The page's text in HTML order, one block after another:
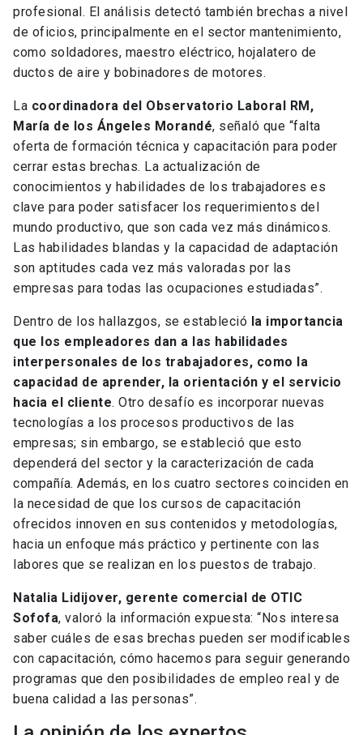
profesional. El análisis detectó también brechas a nivel
de oficios, principalmente en el sector mantenimiento,
como soldadores, maestro eléctrico, hojalatero de
ductos de aire y bobinadores de motores.
La coordinadora del Observatorio Laboral RM,
María de los Ángeles Morandé, señaló que “falta
oferta de formación técnica y capacitación para poder
cerrar estas brechas. La actualización de
conocimientos y habilidades de los trabajadores es
clave para poder satisfacer los requerimientos del
mundo productivo, que son cada vez más dinámicos.
Las habilidades blandas y la capacidad de adaptación
son aptitudes cada vez más valoradas por las
empresas para todas las ocupaciones estudiadas”.
Dentro de los hallazgos, se estableció la importancia
que los empleadores dan a las habilidades
interpersonales de los trabajadores, como la
capacidad de aprender, la orientación y el servicio
hacia el cliente. Otro desafío es incorporar nuevas
tecnologías a los procesos productivos de las
empresas; sin embargo, se estableció que esto
dependerá del sector y la caracterización de cada
compañía. Además, en los cuatro sectores coinciden en
la necesidad de que los cursos de capacitación
ofrecidos innoven en sus contenidos y metodologías,
hacia un enfoque más práctico y pertinente con las
labores que se realizan en los puestos de trabajo.
Natalia Lidijover, gerente comercial de OTIC
Sofofa, valoró la información expuesta: “Nos interesa
saber cuáles de esas brechas pueden ser modificables
con capacitación, cómo hacemos para seguir generando
programas que den posibilidades de empleo real y de
buena calidad a las personas”.